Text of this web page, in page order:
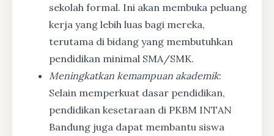
sekolah formal. Ini akan membuka peluang
kerja yang lebih luas bagi mereka,
terutama di bidang yang membutuhkan
pendidikan minimal SMA/SMK.
Meningkatkan kemampuan akademik:
Selain memperkuat dasar pendidikan,
pendidikan kesetaraan di PKBM INTAN
Bandung juga dapat membantu siswa